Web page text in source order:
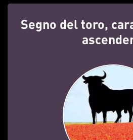
Segno del toro,